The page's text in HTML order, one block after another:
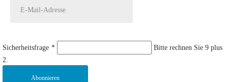
Sicherheitsfrage *
Bitte rechnen Sie 9 plus
2.
Abonnieren